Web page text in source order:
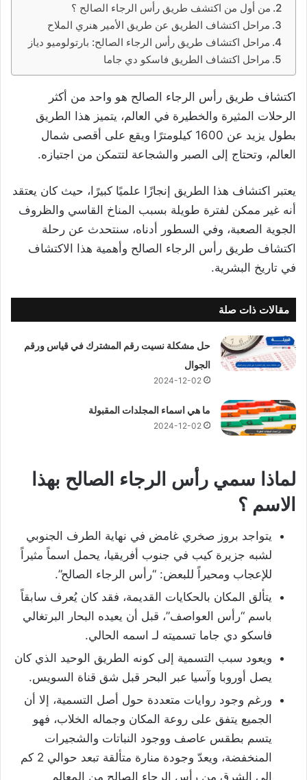
من أول من اكتشف طريق رأس الرجاء الصالح ؟
مراحل اكتشاف الطريق عن طريق الأمير هنري الملاح
مراحل اكتشاف طريق رأس الرجاء الصالح: بارتولوميو دياز
مراحل اكتشاف الطريق فاسكو دي جاما
اكتشاف طريق رأس الرجاء الصالح هو واحد من أكثر
الرحلات المثيرة والخطيرة في العالم، يتميز هذا الطريق
بطول يزيد عن 1600 كيلومترًا ويقع على أقصى شمال
العالم، وتحتاج إلى الصبر والشجاعة لتتمكن من اجتيازه.
يعتبر اكتشاف هذا الطريق إنجازًا علميًا كبيرًا، حيث كان يعتقد
أنه غير ممكن لفترة طويلة بسبب المناخ القاسي والظروف
الجوية الصعبة، وفي السطور أدناه، سنتحدث عن رحلة
اكتشاف طريق رأس الرجاء الصالح وأهمية هذا الاكتشاف
في تاريخ البشرية.
مقالات ذات صلة
حل مشكلة نسيت رقم المشترك في قياس ورقم
الجوال
2024-12-02
ما هي اسماء المجلدات المقبولة
2024-12-02
لماذا سمي رأس الرجاء الصالح بهذا
الاسم ؟
يتواجد بروز صخري غامض في نهاية الطرف الجنوبي
لشبه جزيرة كيب في جنوب أفريقيا، يحمل اسماً مثيراً
للإعجاب ومحيراً للبعض: “رأس الرجاء الصالح”.
يتألق المكان بالحكايات القديمة، فقد كان يُعرف سابقاً
باسم “رأس العواصف”، قبل أن يعيده البحار البرتغالي
فاسكو دي جاما تسميته لـ اسمه الحالي.
ويعود سبب التسمية إلى كونه الطريق الوحيد الذي كان
يصل أوروبا وآسيا عبر البحر قبل شق قناة السويس.
ورغم وجود روايات متعددة حول أصل التسمية، إلا أن
الجميع يتفق على روعة المكان وجماله الخلاب، فهو
يتسم بطقس عاصف ووجود النباتات والشجيرات
المنخفضة، ويعدّ وجودة منارة متألقة تبعد حوالي 2 كم
إلى الشرق من رأس الرجاء الصالح من المعالم